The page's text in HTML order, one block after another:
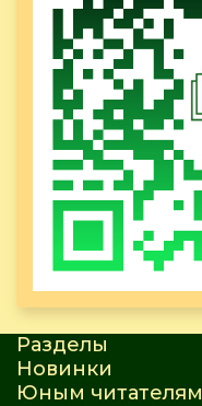
Разделы
Новинки
Юным читателям